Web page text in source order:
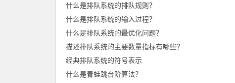
什么是排队系统的排队规则？
什么是排队系统的输入过程？
什么是排队系统的最优化问题？
描述排队系统的主要数量指标有哪些？
经典排队系统的符号表示
什么是青蛙跳台阶算法？